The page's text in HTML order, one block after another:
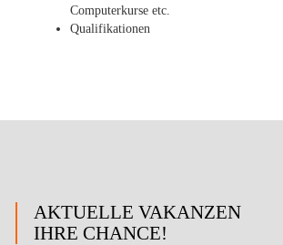
Computerkurse etc.
Qualifikationen
AKTUELLE VAKANZEN
IHRE CHANCE!